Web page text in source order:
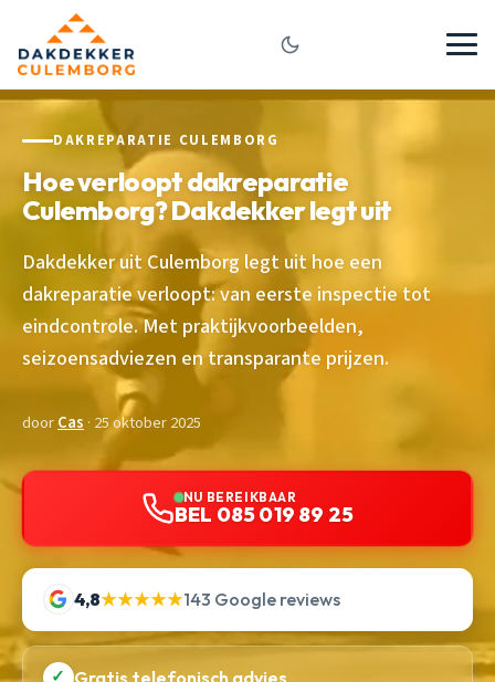
DAKREPARATIE CULEMBORG
Hoe verloopt dakreparatie
Culemborg? Dakdekker legt uit
Dakdekker uit Culemborg legt uit hoe een
dakreparatie verloopt: van eerste inspectie tot
eindcontrole. Met praktijkvoorbeelden,
seizoensadviezen en transparante prijzen.
doorCas · 25 oktober 2025
NU BEREIKBAAR
BEL 085 019 89 25
4,8★★★★★143 Google reviews
✓ Gratis telefonisch advies